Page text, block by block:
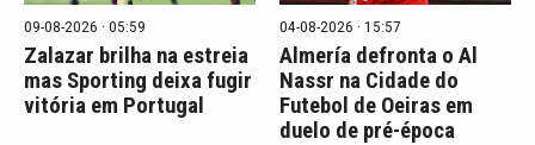
09-08-2026 · 05:59
Zalazar brilha na estreia
mas Sporting deixa fugir
vitória em Portugal
04-08-2026 · 15:57
Almería defronta o Al
Nassr na Cidade do
Futebol de Oeiras em
duelo de pré-época